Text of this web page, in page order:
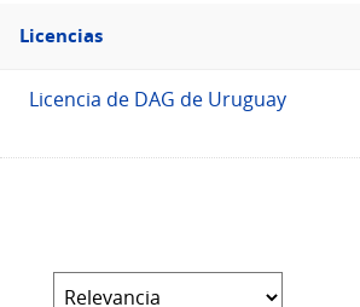
Filtro
Licencias
Licencias
Licencia de DAG de Uruguay